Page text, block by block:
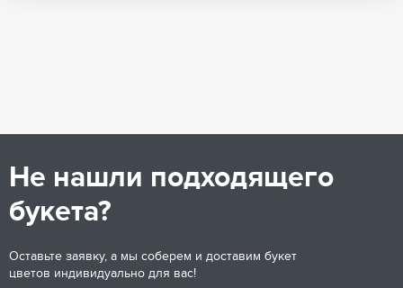
Не нашли подходящего
букета?
Оставьте заявку, а мы соберем и доставим букет
цветов индивидуально для вас!